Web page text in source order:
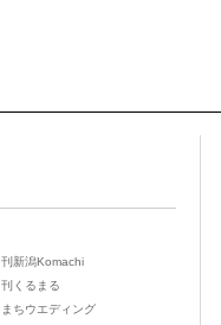
刊新潟Komachi
刊くるまる
まちウエディング